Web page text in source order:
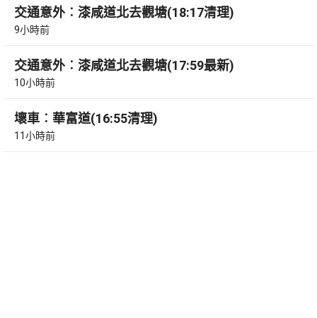
交通意外︰漆咸道北去觀塘(18:17清理)
9小時前
交通意外︰漆咸道北去觀塘(17:59最新)
10小時前
壞車︰華富道(16:55清理)
11小時前